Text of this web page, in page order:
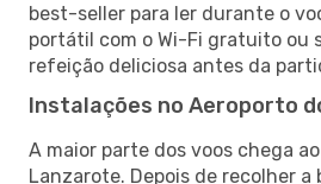
best-seller para ler durante o
portátil com o Wi-Fi gratuito ou
refeição deliciosa antes da
Instalações no Aeroporto
A maior parte dos voos chega
Lanzarote. Depois de recolher a